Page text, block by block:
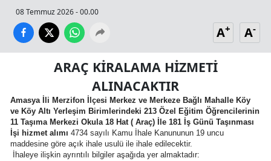
08 Temmuz 2026 - 00.00
A+ A-
ARAÇ KİRALAMA HİZMETİ
ALINACAKTIR
Amasya İli Merzifon İlçesi Merkez ve Merkeze Bağlı Mahalle Köy
ve Köy Altı Yerleşim Birimlerindeki 213 Özel Eğitim Öğrencilerinin
11 Taşıma Merkezi Okula 18 Hat ( Araç) İle 181 İş Günü Taşınması
İşi hizmet alımı 4734 sayılı Kamu İhale Kanununun 19 uncu
maddesine göre açık ihale usulü ile ihale edilecektir.
İhaleye ilişkin ayrıntılı bilgiler aşağıda yer almaktadır: